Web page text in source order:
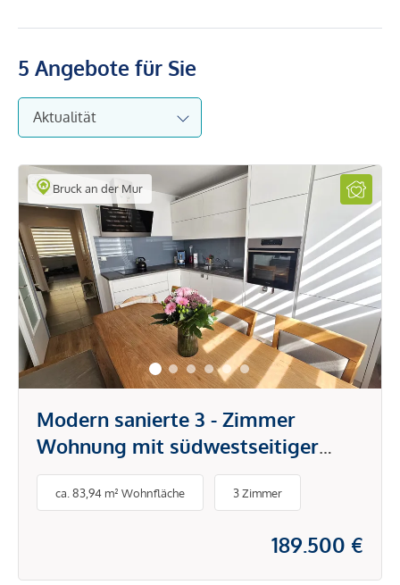
5 Angebote für Sie
Bruck an der Mur
Modern sanierte 3 - Zimmer
Wohnung mit südwestseitiger
Loggia in beliebter, ruhiger
Siedlungslage
ca. 83,94 m² Wohnfläche 3 Zimmer
189.500 €